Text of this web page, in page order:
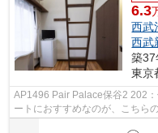
6.3
西武
西武
築37
東京
AP1496 Pair Palace保谷2 202
ートにおすすめなのが、こちら